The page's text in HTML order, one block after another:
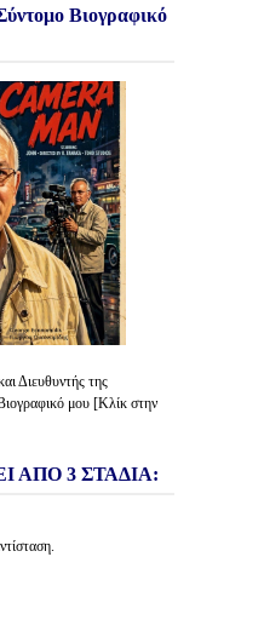
Βιογραφικό
Διευθυντής της
μου [Κλίκ στην
ΑΠΟ 3 ΣΤΑΔΙΑ: